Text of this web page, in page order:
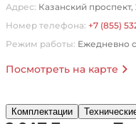
Адрес: Казанский проспект,
Номер телефона: +7 (855)
Режим работы: Ежедневно
Посмотреть на карте
Комплектации